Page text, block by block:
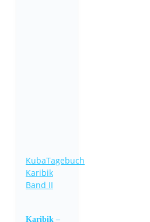
KubaTagebuch
Karibik
Band II
Karibik –